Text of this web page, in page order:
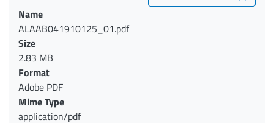
Name
ALAAB041910125_01.pdf
Size
2.83 MB
Format
Adobe PDF
Mime Type
application/pdf